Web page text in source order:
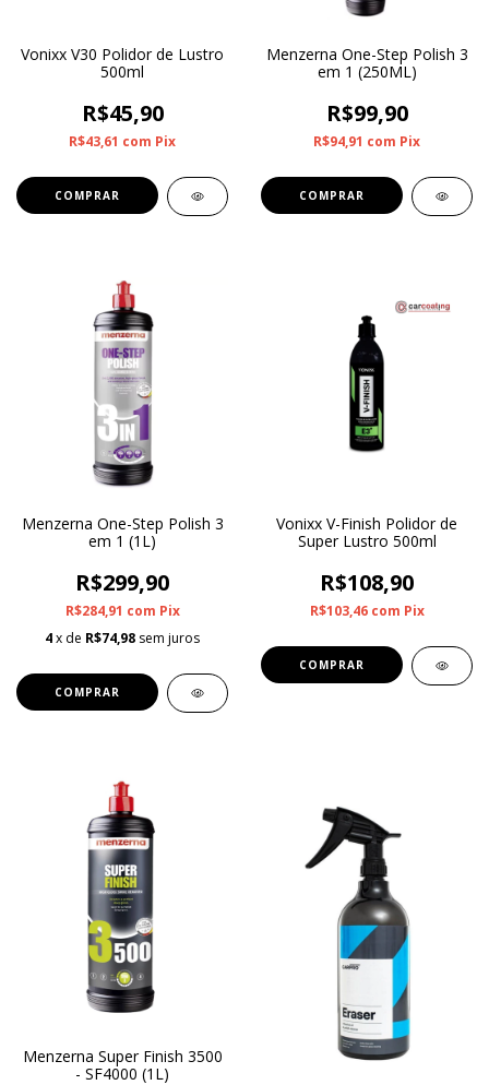
Vonixx V30 Polidor de Lustro
500ml
R$45,90
R$43,61 com Pix
Menzerna One-Step Polish 3
em 1 (250ML)
R$99,90
R$94,91 com Pix
Menzerna One-Step Polish 3
em 1 (1L)
R$299,90
R$284,91 com Pix
4x de R$74,98 sem juros
Vonixx V-Finish Polidor de
Super Lustro 500ml
R$108,90
R$103,46 com Pix
Menzerna Super Finish 3500
- SF4000 (1L)